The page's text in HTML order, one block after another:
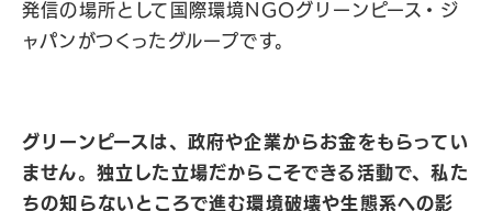
発信の場所として国際環境NGOグリーンピース・ジ
ャパンがつくったグループです。
グリーンピースは、政府や企業からお金をもらってい
ません。 独立した立場だからこそできる活動で、私た
ちの知らないところで進む環境破壊や生態系への影